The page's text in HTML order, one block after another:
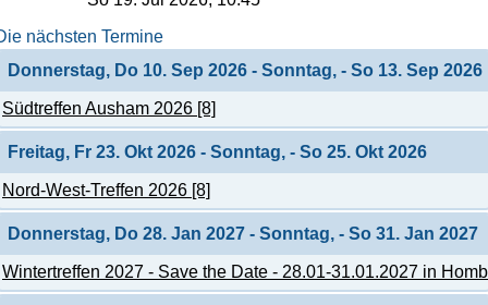
nächsten Termine
Donnerstag, Do 10. Sep 2026 - Sonntag, - So 13. Sep 2026
Südtreffen Ausham 2026 [8]
Freitag, Fr 23. Okt 2026 - Sonntag, - So 25. Okt 2026
Nord-West-Treffen 2026 [8]
Donnerstag, Do 28. Jan 2027 - Sonntag, - So 31. Jan 2027
Wintertreffen 2027 - Save the Date - 28.01-31.01.2027 in